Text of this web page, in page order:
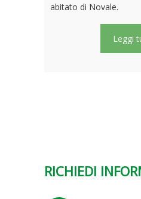
abitato di Novale.
Leggi
RICHIEDI